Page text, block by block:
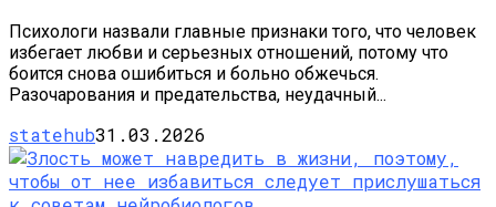
Психологи назвали главные признаки того, что человек
избегает любви и серьезных отношений, потому что
боится снова ошибиться и больно обжечься.
Разочарования и предательства, неудачный...
statehub31.03.2026